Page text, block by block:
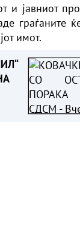
и јавниот
граѓаните
имот.